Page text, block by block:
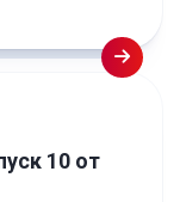
10 от